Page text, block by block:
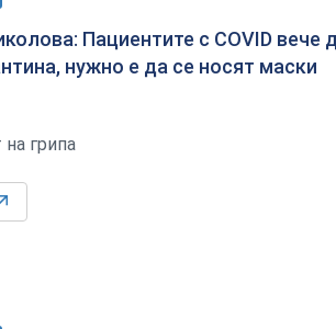
Пациентите с COVID вече
нужно е да се носят маски
грипа